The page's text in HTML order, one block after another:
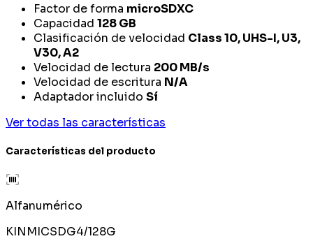
Factor de forma microSDXC
Capacidad 128 GB
Clasificación de velocidad Class 10, UHS-I, U3,
V30, A2
Velocidad de lectura 200 MB/s
Velocidad de escritura N/A
Adaptador incluido Sí
Ver todas las características
Características del producto
Alfanumérico
KINMICSDG4/128G